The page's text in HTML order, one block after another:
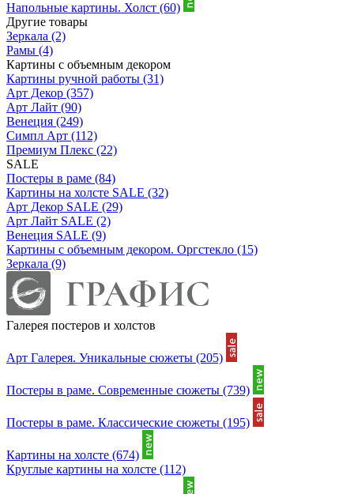
Напольные картины. Холст (60)
Другие товары
Зеркала (2)
Рамы (4)
Картины с объемным декором
Картины ручной работы (31)
Арт Декор (357)
Арт Лайт (90)
Венеция (249)
Симпл Арт (112)
Премиум Плекс (22)
SALE
Постеры в раме (84)
Картины на холсте SALE (32)
Арт Декор SALE (29)
Арт Лайт SALE (2)
Венеция SALE (9)
Картины с объемным декором. Оргстекло (15)
Зеркала (9)
Галерея постеров и холстов
Арт Галерея. Уникальные сюжеты (205)
Постеры в раме. Современные сюжеты (739)
Постеры в раме. Классические сюжеты (195)
Картины на холсте (674)
Круглые картины на холсте (112)